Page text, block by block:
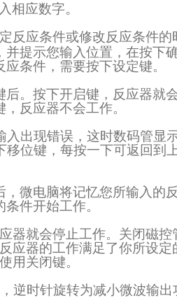
相应数字。
反应条件或修改反应条件的
提示您输入位置，在按下
条件，需要按下设定键。
。按下开启键，反应器就
反应器不会工作。
出现错误，这时数码管显
位键，每按一下可返回到
微电脑将记忆您所输入的反
件开始工作。
器就会停止工作。关闭磁控
应器的工作满足了你所设定
用关闭键。
逆时针旋转为减小微波输出